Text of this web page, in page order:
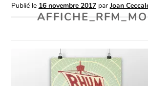
Publié le 16 novembre 2017 parJoan